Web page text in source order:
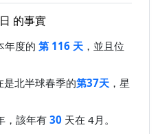
的事實
年度的 第 116 天 ，並且位
是北半球春季的第37天 ，星
，該年有 30 天在 4月。